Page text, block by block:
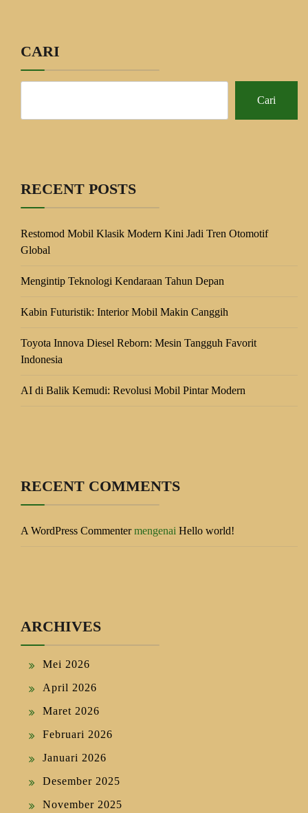
CARI
Cari
RECENT POSTS
Restomod Mobil Klasik Modern Kini Jadi Tren Otomotif
Global
Mengintip Teknologi Kendaraan Tahun Depan
Kabin Futuristik: Interior Mobil Makin Canggih
Toyota Innova Diesel Reborn: Mesin Tangguh Favorit
Indonesia
AI di Balik Kemudi: Revolusi Mobil Pintar Modern
RECENT COMMENTS
A WordPress Commentermengenai Hello world!
ARCHIVES
Mei 2026
April 2026
Maret 2026
Februari 2026
Januari 2026
Desember 2025
November 2025